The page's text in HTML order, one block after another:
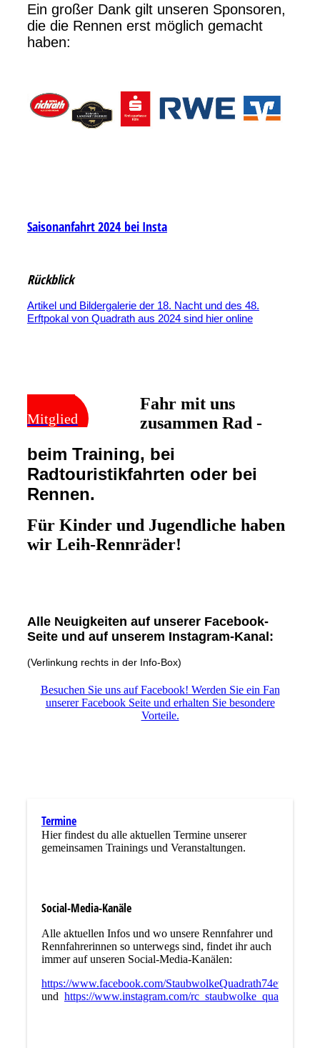
Ein großer Dank gilt unseren Sponsoren,
die die Rennen erst möglich gemacht
haben:
Saisonanfahrt 2024 bei Insta
Rückblick
Artikel und Bildergalerie der 18. Nacht und des 48.
Erftpokal von Quadrath aus 2024 sind hier online
Mitglied
Fahr mit uns
zusammen Rad -
beim Training, bei
Radtouristikfahrten oder bei
Rennen.
Für Kinder und Jugendliche haben
wir Leih-Rennräder!
Alle Neuigkeiten auf unserer Facebook-
Seite und auf unserem Instagram-Kanal:
(Verlinkung rechts in der Info-Box)
Besuchen Sie uns auf Facebook! Werden Sie ein Fan
unserer Facebook Seite und erhalten Sie besondere
Vorteile.
Termine
Hier findest du alle aktuellen Termine unserer
gemeinsamen Trainings und Veranstaltungen.
Social-Media-Kanäle
Alle aktuellen Infos und wo unsere Rennfahrer und
Rennfahrerinnen so unterwegs sind, findet ihr auch
immer auf unseren Social-Media-Kanälen:
https://www.facebook.com/StaubwolkeQuadrath74ev
und https://www.instagram.com/rc_staubwolke_quadrath/